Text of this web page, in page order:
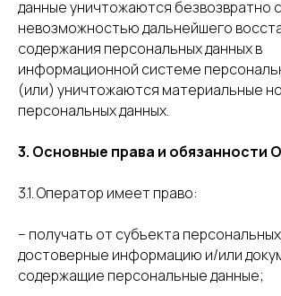
данные уничтожаются безвозвратно с
невозможностью дальнейшего
содержания персональных данных в
информационной системе
(или) уничтожаются материальные
персональных данных.
3. Основные права и обязанности
3.1. Оператор имеет право:
– получать от субъекта
достоверные информацию и/или
содержащие персональные данные;